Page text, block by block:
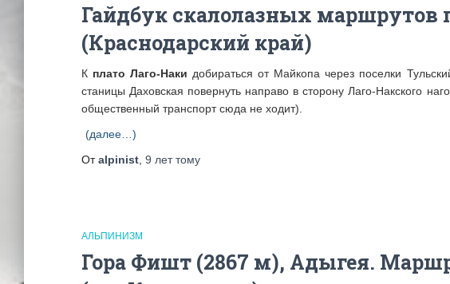
Гайдбук скалолазных маршрутов
(Краснодарский край)
К плато Лаго-Наки добираться от Майкопа через поселки
станицы Даховская повернуть направо в сторону Лаго-Накского
общественный транспорт сюда не ходит).
(далее…)
Отalpinist 9 леттому
АЛЬПИНИЗМ
Гора Фишт (2867 м), Адыгея.